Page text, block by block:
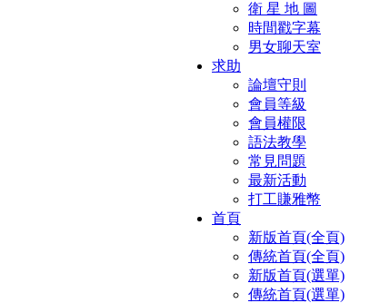
衛 星 地 圖
時間戳字幕
男女聊天室
求助
論壇守則
會員等級
會員權限
語法教學
常見問題
最新活動
打工賺雅幣
首頁
新版首頁(全頁)
傳統首頁(全頁)
新版首頁(選單)
傳統首頁(選單)